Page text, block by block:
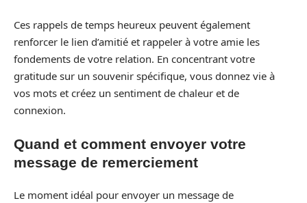
Ces rappels de temps heureux peuvent également
renforcer le lien d’amitié et rappeler à votre amie les
fondements de votre relation. En concentrant votre
gratitude sur un souvenir spécifique, vous donnez vie à
vos mots et créez un sentiment de chaleur et de
connexion.
Quand et comment envoyer votre
message de remerciement
Le moment idéal pour envoyer un message de